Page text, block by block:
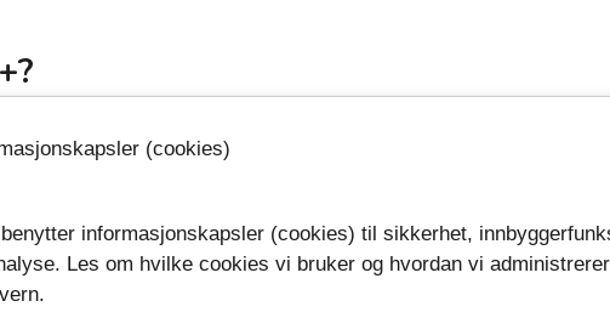
for utdanning, opplæring, ungdom og idrett. Det er det
i verden, med et budsjett på 26,5 milliarder euro
støtter mobilitet og samarbeidprosjekter i
grunnskole, videregående opplæring, høyere
(cookies)
informasjonskapsler (cookies) til sikkerhet,
Les om hvilke cookies vi bruker og hvordan vi